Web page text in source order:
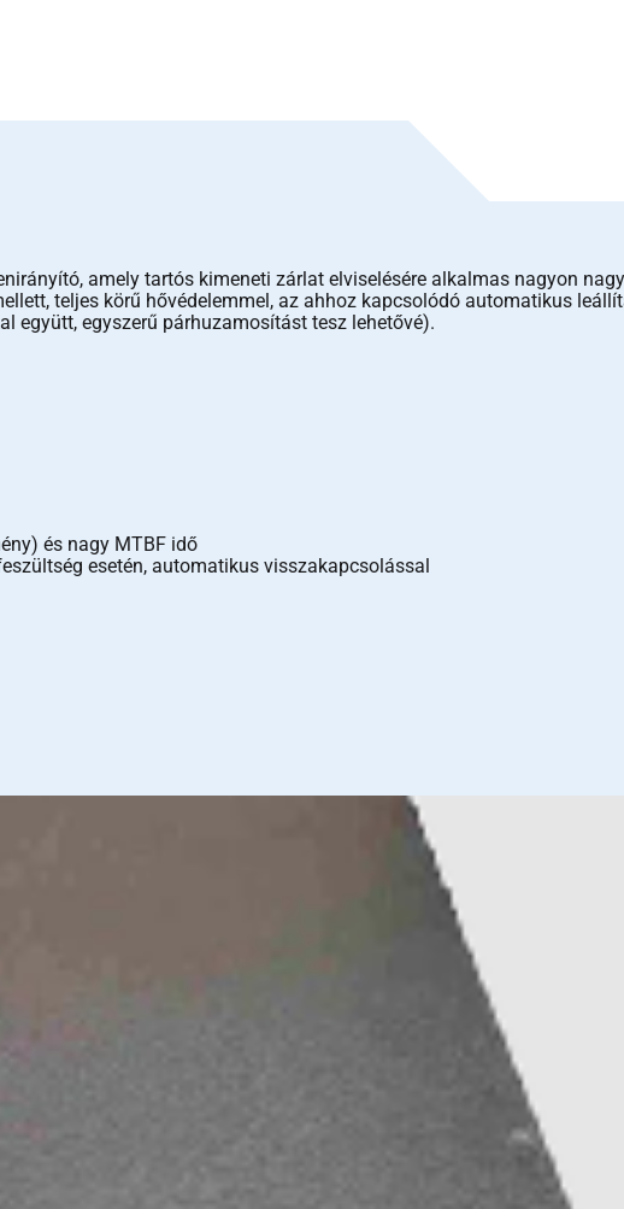
amely tartós kimeneti zárlat elviselésére alkalmas nagyon
teljes körű hővédelemmel, az ahhoz kapcsolódó automatikus
együtt, egyszerű párhuzamosítást tesz lehetővé).
és nagy MTBF idő
esetén, automatikus visszakapcsolással